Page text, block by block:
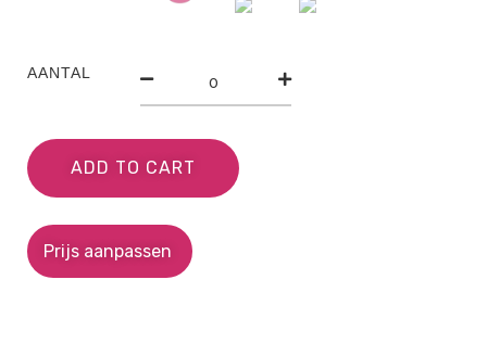
AANTAL
ADD TO CART
Prijs aanpassen